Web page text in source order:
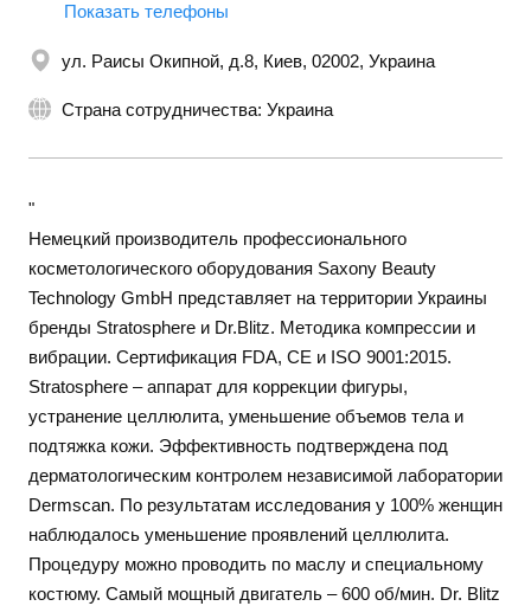
Показать телефоны
ул. Раисы Окипной, д.8, Киев, 02002, Украина
Страна сотрудничества: Украина
"
Немецкий производитель профессионального
косметологического оборудования Saxony Beauty
Technology GmbH представляет на территории Украины
бренды Stratosphere и Dr.Blitz. Методика компрессии и
вибрации. Сертификация FDA, CE и ISO 9001:2015.
Stratosphere – аппарат для коррекции фигуры,
устранение целлюлита, уменьшение объемов тела и
подтяжка кожи. Эффективность подтверждена под
дерматологическим контролем независимой лаборатории
Dermscan. По результатам исследования у 100% женщин
наблюдалось уменьшение проявлений целлюлита.
Процедуру можно проводить по маслу и специальному
костюму. Самый мощный двигатель – 600 об/мин. Dr. Blitz